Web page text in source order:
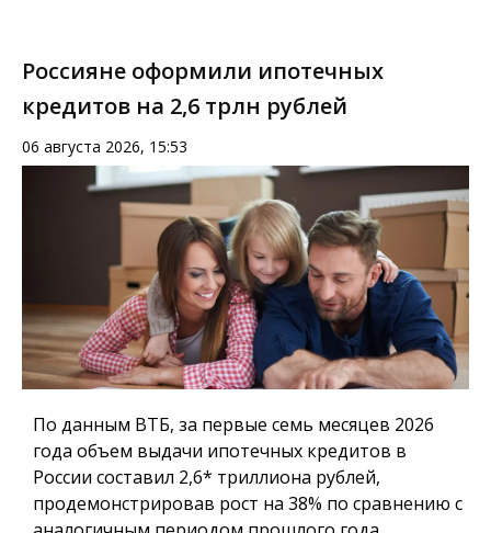
Россияне оформили ипотечных
кредитов на 2,6 трлн рублей
06 августа 2026, 15:53
По данным ВТБ, за первые семь месяцев 2026
года объем выдачи ипотечных кредитов в
России составил 2,6* триллиона рублей,
продемонстрировав рост на 38% по сравнению с